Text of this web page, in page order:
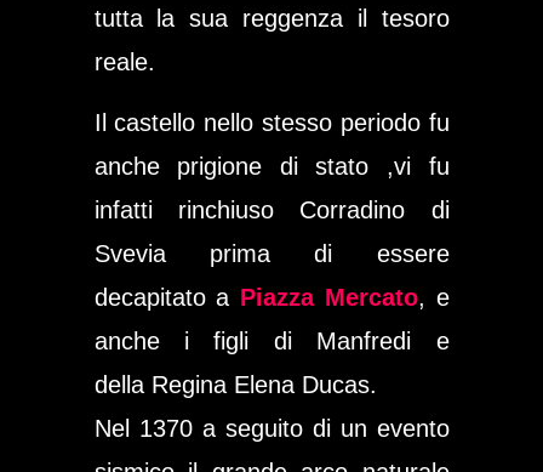
tutta la sua reggenza il tesoro
reale.
Il castello nello stesso periodo fu
anche prigione di stato ,vi fu
infatti rinchiusoCorradino di
Sveviaprima di essere
decapitato a Piazza Mercato, e
anche i figli di Manfredi e
della Regina Elena Ducas.
Nel 1370 a seguito di un evento